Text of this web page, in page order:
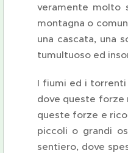
veramente molto
montagna o
una cascata, una
tumultuoso ed
I fiumi ed i torrenti
dove queste forze
queste forze e
piccoli o grandi
sentiero, dove